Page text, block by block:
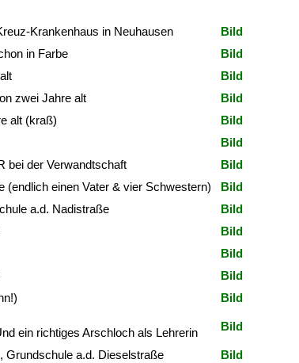
Krankenhaus in Neuhausen
Bild
in Farbe
Bild
Bild
zwei Jahre alt
Bild
alt (kraß)
Bild
Bild
bei der Verwandtschaft
Bild
(endlich einen Vater & vier Schwestern)
Bild
a.d. Nadistraße
Bild
Bild
Bild
Bild
Bild
ein richtiges Arschloch als Lehrerin
Bild
Grundschule a.d. Dieselstraße
Bild